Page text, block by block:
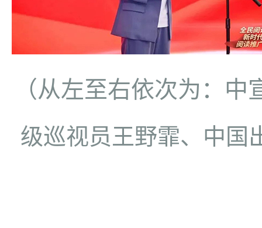
（从左至右依次为：
级巡视员王野霏、 中国